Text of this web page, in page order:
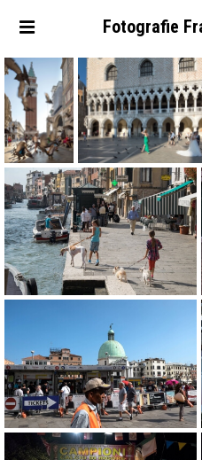
Fotografie